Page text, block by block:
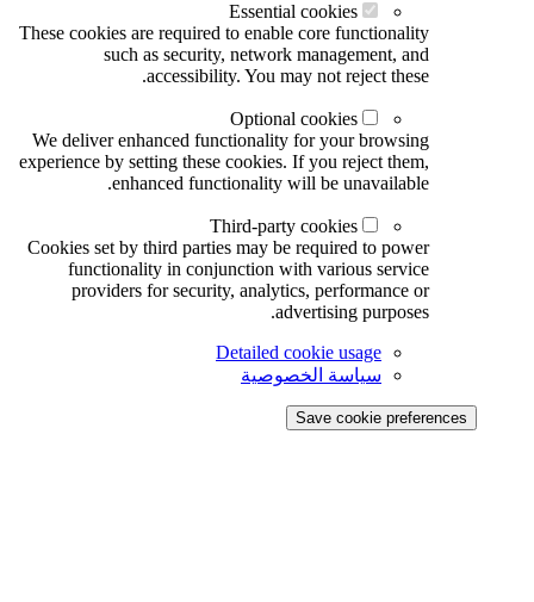
Essential cookies
These cookies are required to enable core functionality
such as security, network management, and
accessibility. You may not reject these.
Optional cookies
We deliver enhanced functionality for your browsing
experience by setting these cookies. If you reject them,
enhanced functionality will be unavailable.
Third-party cookies
Cookies set by third parties may be required to power
functionality in conjunction with various service
providers for security, analytics, performance or
advertising purposes.
Detailed cookie usage
سياسة الخصوصية
Save cookie preferences